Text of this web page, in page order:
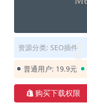
❅
❅
资源分类: SEO插件
普通用户: 19.9元
购买下载权限